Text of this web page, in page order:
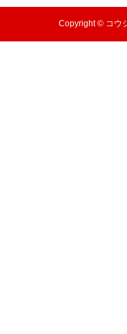
Copyright © コウ